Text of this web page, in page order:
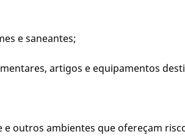
e saneantes;
artigos e equipamentos
outros ambientes que ofereçam